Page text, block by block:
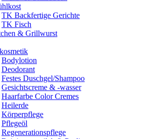
TK Backfertige Gerichte
TK Fisch
& Grillwurst
Bodylotion
Deodorant
Festes Duschgel/Shampoo
Gesichtscreme & -wasser
Haarfarbe Color Cremes
Heilerde
Körperpflege
Pflegeöl
Regenerationspflege